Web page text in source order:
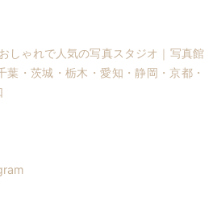
しゃれで人気の写真スタジオ｜写真館
葉・茨城・栃木・愛知・静岡・京都・